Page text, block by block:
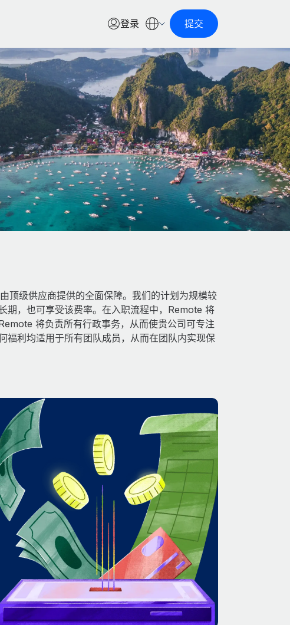
登录 提交
顶级供应商提供的全面保障。我们的计划为规模较
期，也可享受该费率。在入职流程中，Remote 将
将负责所有行政事务，从而使贵公司可专注
福利均适用于所有团队成员，从而在团队内实现保